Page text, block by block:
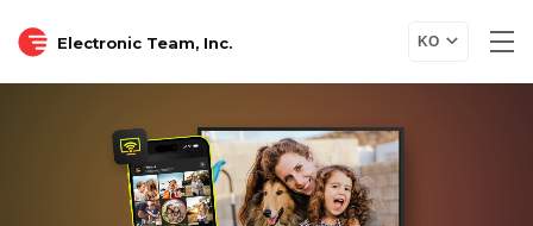
Electronic Team, Inc. KO